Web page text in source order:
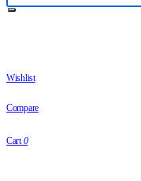
Wishlist
Compare
Cart 0